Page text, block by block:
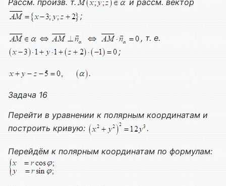
;
, т. е.
;
.
Задача 16
Перейти в уравнении к полярным координатам и
построить кривую:
.
Перейдём к полярным координатам по формулам: